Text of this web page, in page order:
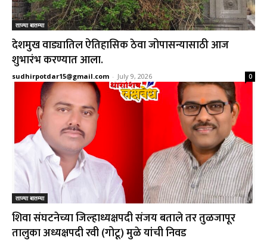
ताज्या बातम्या
देशमुख वाड्यातिल ऐतिहासिक ठेवा जोपासन्यासाठी आज
शुभारंभ करण्यात आला.
sudhirpotdar15@gmail.com - July 9, 2026 0
ताज्या बातम्या
शिवा संघटनेच्या जिल्हाध्यक्षपदी संजय बताले तर तुळजापूर
तालुका अध्यक्षपदी रवी (गोटू) मुळे यांची निवड